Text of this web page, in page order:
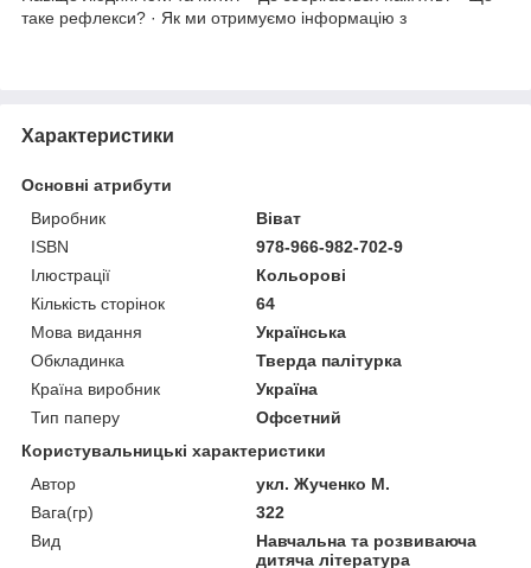
таке рефлекси? · Як ми отримуємо інформацію з
Характеристики
Основні атрибути
Виробник
Віват
ISBN
978-966-982-702-9
Ілюстрації
Кольорові
Кількість сторінок
64
Мова видання
Українська
Обкладинка
Тверда палітурка
Країна виробник
Україна
Тип паперу
Офсетний
Користувальницькі характеристики
Автор
укл. Жученко М.
Вага(гр)
322
Вид
Навчальна та розвиваюча
дитяча література